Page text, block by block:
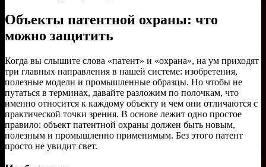
Объекты патентной охраны: что
можно защитить
Когда вы слышите слова «патент» и «охрана», на ум приходят
три главных направления в нашей системе: изобретения,
полезные модели и промышленные образцы. Но чтобы не
путаться в терминах, давайте разложим по полочкам, что
именно относится к каждому объекту и чем они отличаются с
практической точки зрения. В основе лежит одно простое
правило: объект патентной охраны должен быть новым,
полезным и промышленно применимым. Без этого патент
просто не увидит свет.